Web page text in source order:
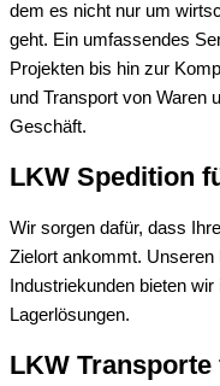
dem es nicht nur um
geht. Ein umfassendes
Projekten bis hin zur
und Transport von Waren
Geschäft.
LKW Spedition
Wir sorgen dafür, dass
Zielort ankommt. Unseren
Industriekunden bieten
Lagerlösungen.
LKW Transporte